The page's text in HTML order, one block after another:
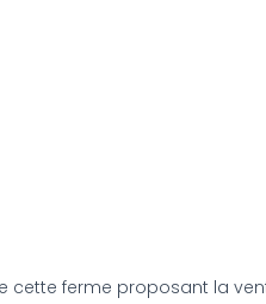
cette ferme proposant la